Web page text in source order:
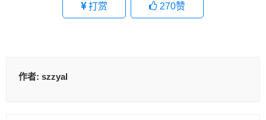
打赏 270赞
作者: szzyal